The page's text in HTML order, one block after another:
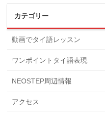
カテゴリー
動画でタイ語レッスン
ワンポイントタイ語表現
NEOSTEP周辺情報
アクセス